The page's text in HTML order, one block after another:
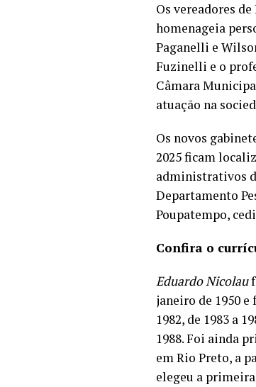
Os vereadores
homenageia
Paganelli e
Fuzinelli e o
Câmara
atuação na
Os novos
2025 ficam
administrativos
Departamento
Poupatempo,
Confira o
Eduardo Nicolau
janeiro de 1950 e
1982, de 1983 a
1988. Foi ainda
em Rio Preto, a
elegeu a